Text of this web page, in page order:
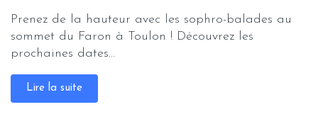
Prenez de la hauteur avec les sophro-balades au
sommet du Faron à Toulon ! Découvrez les
prochaines dates...
Lire la suite